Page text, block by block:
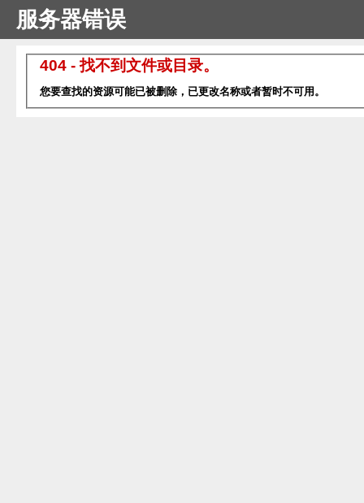
服务器错误
404 - 找不到文件或目录。
您要查找的资源可能已被删除，已更改名称或者暂时不可用。